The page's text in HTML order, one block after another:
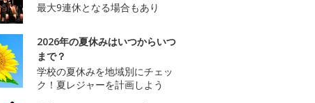
最大9連休となる場合もあり
2026年の夏休みはいつからいつ
まで？
学校の夏休みを地域別にチェッ
ク！夏レジャーを計画しよう